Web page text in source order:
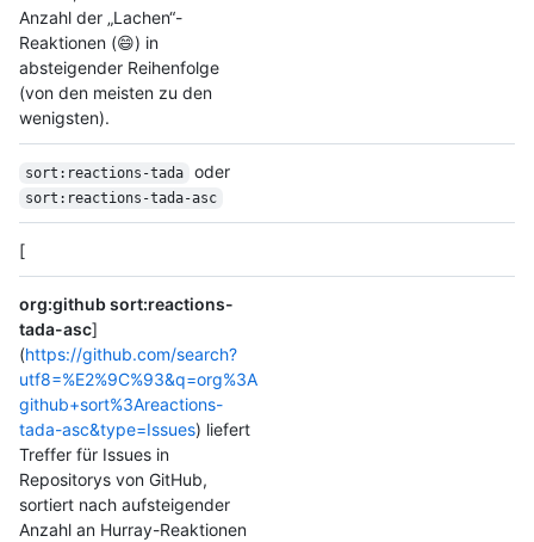
Anzahl der „Lachen“-
Reaktionen (😄) in
absteigender Reihenfolge
(von den meisten zu den
wenigsten).
sort:reactions-tada oder
sort:reactions-tada-asc
[
org:github sort:reactions-
tada-asc]
(https://github.com/search?
utf8=%E2%9C%93&q=org%3A
github+sort%3Areactions-
tada-asc&type=Issues) liefert
Treffer für Issues in
Repositorys von GitHub,
sortiert nach aufsteigender
Anzahl an Hurray-Reaktionen